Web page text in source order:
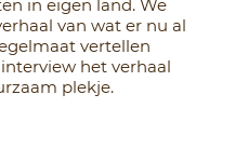
in eigen land. We
van wat er nu al
vertellen
het verhaal
plekje.